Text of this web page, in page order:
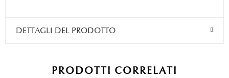
DETTAGLI DEL PRODOTTO
PRODOTTI CORRELATI